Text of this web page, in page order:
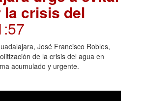
crisis del
José Francisco Robles,
de la crisis del agua en
acumulado y urgente.